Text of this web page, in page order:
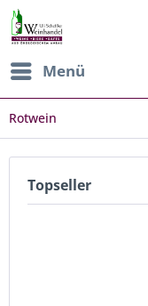
Menü
Rotwein
Topseller